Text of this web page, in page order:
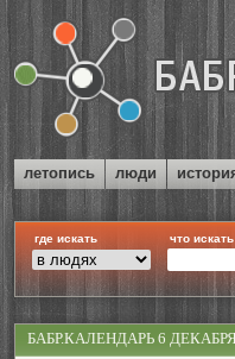
летопись люди
где искать что искать
БАБР.КАЛЕНДАРЬ 6